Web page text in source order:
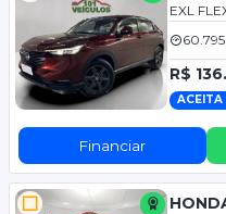
EXL
R$
ACEITA
Financiar